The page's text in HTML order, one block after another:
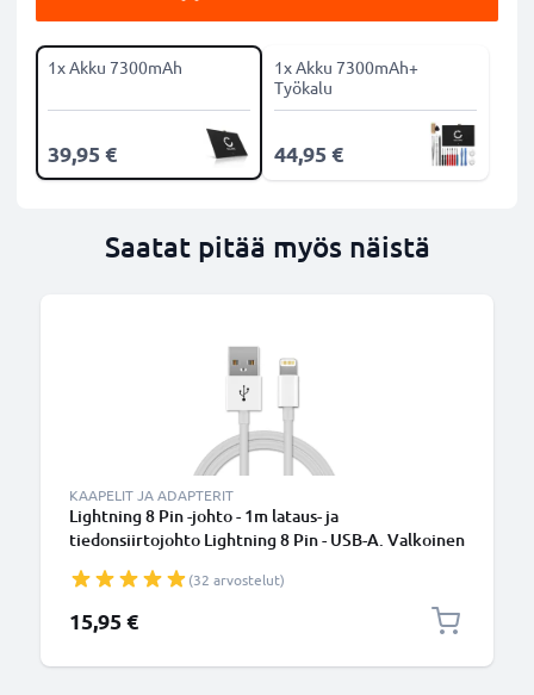
1x Akku 7300mAh
39,95 €
1x Akku 7300mAh+
Työkalu
44,95 €
Saatat pitää myös näistä
KAAPELIT JA ADAPTERIT
Lightning 8 Pin -johto - 1m lataus- ja
tiedonsiirtojohto Lightning 8 Pin - USB-A. Valkoinen
(32 arvostelut)
15,95 €